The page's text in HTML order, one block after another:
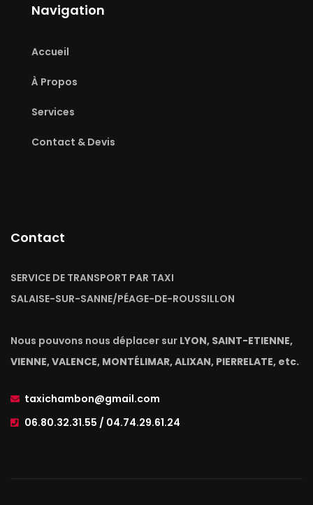
Navigation
Accueil
À Propos
Services
Contact & Devis
Contact
SERVICE DE TRANSPORT PAR TAXI
SALAISE-SUR-SANNE/PÉAGE-DE-ROUSSILLON
Nous pouvons nous déplacer sur LYON, SAINT-ETIENNE,
VIENNE, VALENCE, MONTÉLIMAR, ALIXAN, PIERRELATE, etc.
taxichambon@gmail.com
06.80.32.31.55 / 04.74.29.61.24